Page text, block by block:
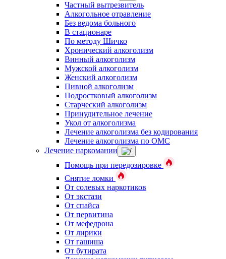
Частный вытрезвитель
Алкогольное отравление
Без ведома больного
В стационаре
По методу Шичко
Хронический алкоголизм
Винный алкоголизм
Мужской алкоголизм
Женский алкоголизм
Пивной алкоголизм
Подростковый алкоголизм
Старческий алкоголизм
Принудительное лечение
Укол от алкоголизма
Лечение алкоголизма без кодирования
Лечение алкоголизма по ОМС
Лечение наркомании
Помощь при передозировке
Снятие ломки
От солевых наркотиков
От экстази
От спайса
От первитина
От мефедрона
От лирики
От гашиша
От бутирата